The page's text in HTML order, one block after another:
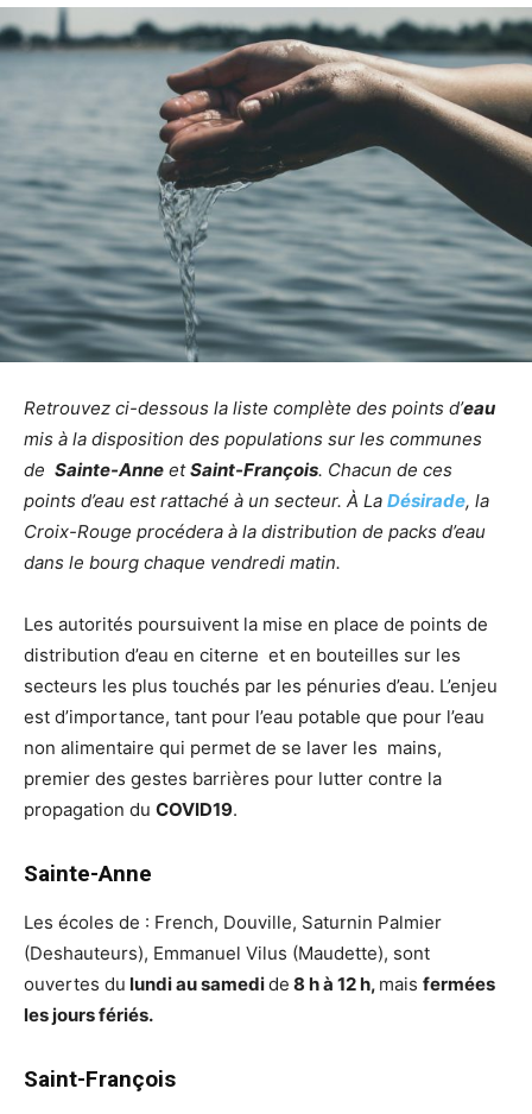
Retrouvez ci-dessous la liste complète des points d’eau
mis à la disposition des populations sur les communes
de Sainte-Anne etSaint-François. Chacun de ces
points d’eau est rattaché à un secteur. À La Désirade, la
Croix-Rouge procédera à la distribution de packs d’eau
dans le bourg chaque vendredi matin.
Les autorités poursuivent la mise en place de points de
distribution d’eau en citerne et en bouteilles sur les
secteurs les plus touchés par les pénuries d’eau. L’enjeu
est d’importance, tant pour l’eau potable que pour l’eau
non alimentaire qui permet de se laver les mains,
premier des gestes barrières pour lutter contre la
propagation du COVID19.
Sainte-Anne
Les écoles de : French, Douville, Saturnin Palmier
(Deshauteurs), Emmanuel Vilus (Maudette), sont
ouvertes du lundi au samedide 8 h à 12 h, mais fermées
les jours fériés.
Saint-François